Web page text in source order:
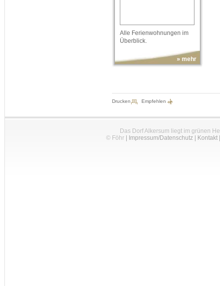
Alle Ferienwohnungen im
Überblick.
» mehr
Drucken Empfehlen
Das Dorf Alkersum liegt im grünen
© Föhr| Impressum/Datenschutz| Kontakt